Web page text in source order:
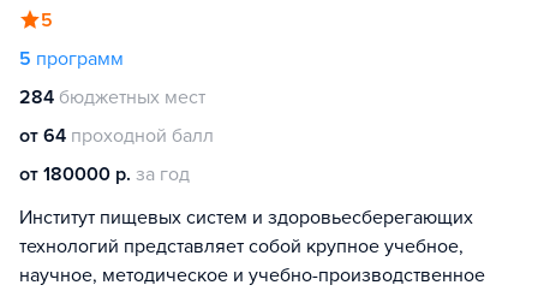
5
5 программ
284 бюджетных мест
от 64 проходной балл
от 180000 р. за год
Институт пищевых систем и здоровьесберегающих
технологий представляет собой крупное учебное,
научное, методическое и учебно-производственное